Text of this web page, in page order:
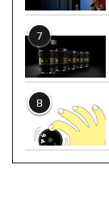
7
8